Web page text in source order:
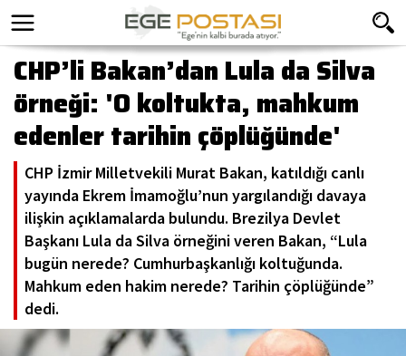
CHP’li Bakan’dan Lula da Silva
örneği: 'O koltukta, mahkum
edenler tarihin çöplüğünde'
CHP İzmir Milletvekili Murat Bakan, katıldığı canlı
yayında Ekrem İmamoğlu’nun yargılandığı davaya
ilişkin açıklamalarda bulundu. Brezilya Devlet
Başkanı Lula da Silva örneğini veren Bakan, “Lula
bugün nerede? Cumhurbaşkanlığı koltuğunda.
Mahkum eden hakim nerede? Tarihin çöplüğünde”
dedi.